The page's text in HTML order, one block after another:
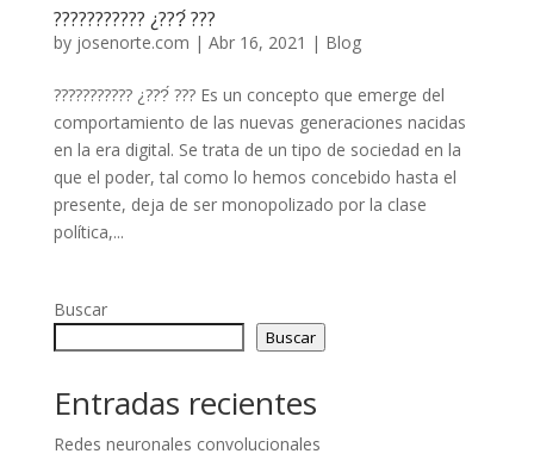
??????????? ¿???́ ???
by josenorte.com | Abr 16, 2021 | Blog
??????????? ¿???́ ??? Es un concepto que emerge del
comportamiento de las nuevas generaciones nacidas
en la era digital. Se trata de un tipo de sociedad en la
que el poder, tal como lo hemos concebido hasta el
presente, deja de ser monopolizado por la clase
política,...
Buscar
Buscar
Entradas recientes
Redes neuronales convolucionales